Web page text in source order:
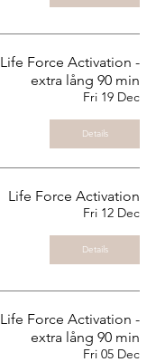
Life Force Activation -
extra lång 90 min
Fri 19 Dec
Details
Life Force Activation
Fri 12 Dec
Details
Life Force Activation -
extra lång 90 min
Fri 05 Dec